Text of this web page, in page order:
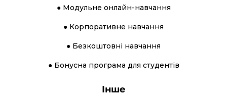
● Модульне онлайн-навчання
● Корпоративне навчання
● Безкоштовні навчання
● Бонусна програма для студентів
Інше